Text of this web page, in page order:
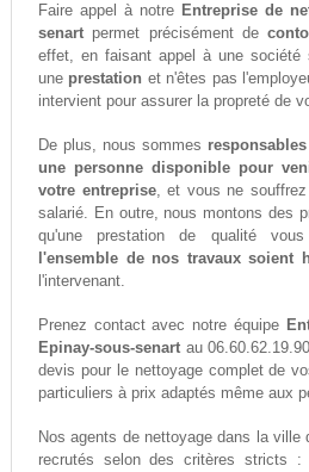
Faire appel à notre Entreprise de
senartpermet précisément de
effet, en faisant appel à une société
une prestation et n'êtes pas
intervient pour assurer la propreté de
De plus, nous sommes
une personne disponible pour
votre entreprise, et vous ne
salarié. En outre, nous montons des
qu'une prestation de qualité
l'ensemble de nos travaux soient
l'intervenant.
Prenez contact avec notre équipe
Epinay-sous-senartau
devis pour le nettoyage complet de
particuliers à prix adaptés même aux
Nos agents de nettoyage dans la ville
recrutés selon des critères stricts :